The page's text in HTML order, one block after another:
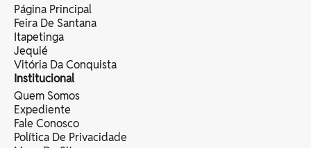
Página Principal
Feira De Santana
Itapetinga
Jequié
Vitória Da Conquista
Institucional
Quem Somos
Expediente
Fale Conosco
Política De Privacidade